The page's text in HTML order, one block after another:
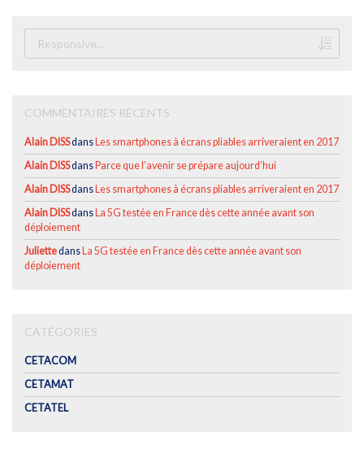
COMMENTAIRES RÉCENTS
Alain DISSdans Les smartphones à écrans pliables arriveraient en 2017
Alain DISSdans Parce que l’avenir se prépare aujourd’hui
Alain DISSdans Les smartphones à écrans pliables arriveraient en 2017
Alain DISSdans La 5G testée en France dès cette année avant son
déploiement
Juliettedans La 5G testée en France dès cette année avant son
déploiement
CATÉGORIES
CETACOM
CETAMAT
CETATEL